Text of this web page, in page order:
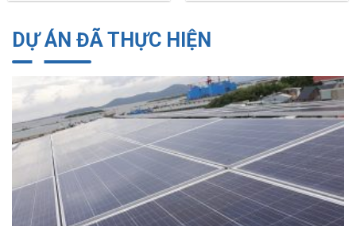
DỰ ÁN ĐÃ THỰC HIỆN
Lắp đặt Điện mặt trời hòa lưới 5kwp Bình Châu –
Xuyên Mộc
Lắp điện mặt trời trên mái nhà xưởng
Lắp đặt điện mặt trời hòa lưới 5kw ở P.9 – Vũng Tàu
Hướng dẫn đọc thông số hóa đơn tiền điện công tơ
2 chiều
Cách đọc thông số trên đồng hồ 2 chiều và hóa đơn tiền điện
Hiện...